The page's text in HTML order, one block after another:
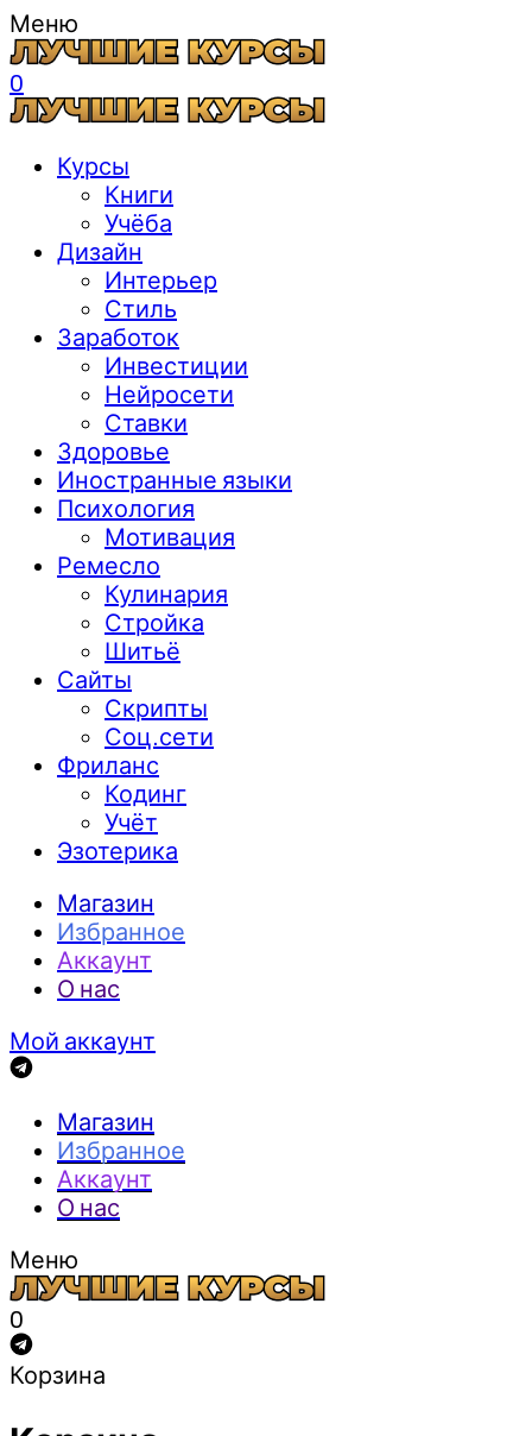
Меню
0
Курсы
Книги
Учёба
Дизайн
Интерьер
Стиль
Заработок
Инвестиции
Нейросети
Ставки
Здоровье
Иностранные языки
Психология
Мотивация
Ремесло
Кулинария
Стройка
Шитьё
Сайты
Скрипты
Соц.сети
Фриланс
Кодинг
Учёт
Эзотерика
Магазин
Избранное
Аккаунт
О нас
Мой аккаунт
Магазин
Избранное
Аккаунт
О нас
Меню
0
Корзина